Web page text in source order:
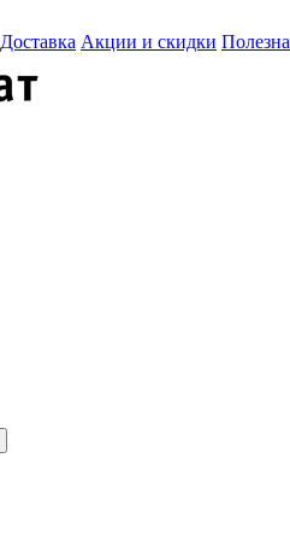
Доставка Акции и скидки